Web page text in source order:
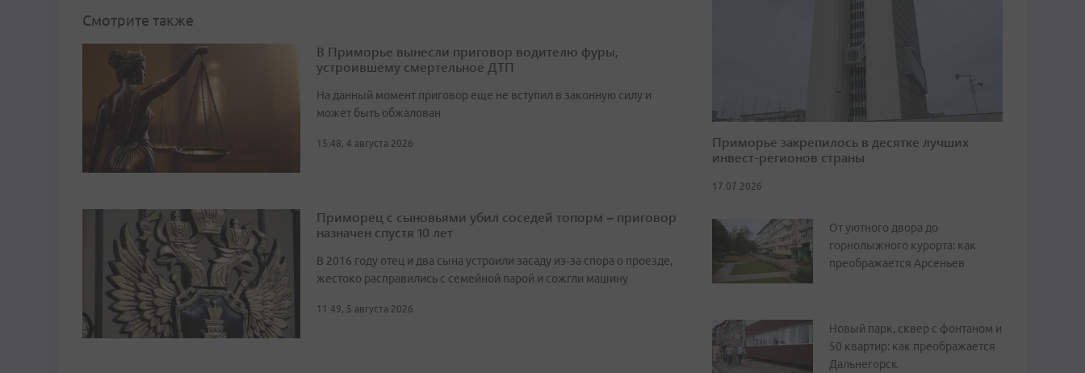
Смотрите также
В Приморье вынесли приговор водителю фуры,
устроившему смертельное ДТП
На данный момент приговор еще не вступил в законную силу и
может быть обжалован
15:48, 4 августа 2026
Приморец с сыновьями убил соседей топорм – приговор
назначен спустя 10 лет
В 2016 году отец и два сына устроили засаду из‑за спора о проезде,
жестоко расправились с семейной парой и сожгли машину
11:49, 5 августа 2026
Приморье закрепилось в десятке лучших
инвест-регионов страны
17.07.2026
От уютного двора до
горнолыжного курорта: как
преображается Арсеньев
Новый парк, сквер с фонтаном и
50 квартир: как преображается
Дальнегорск